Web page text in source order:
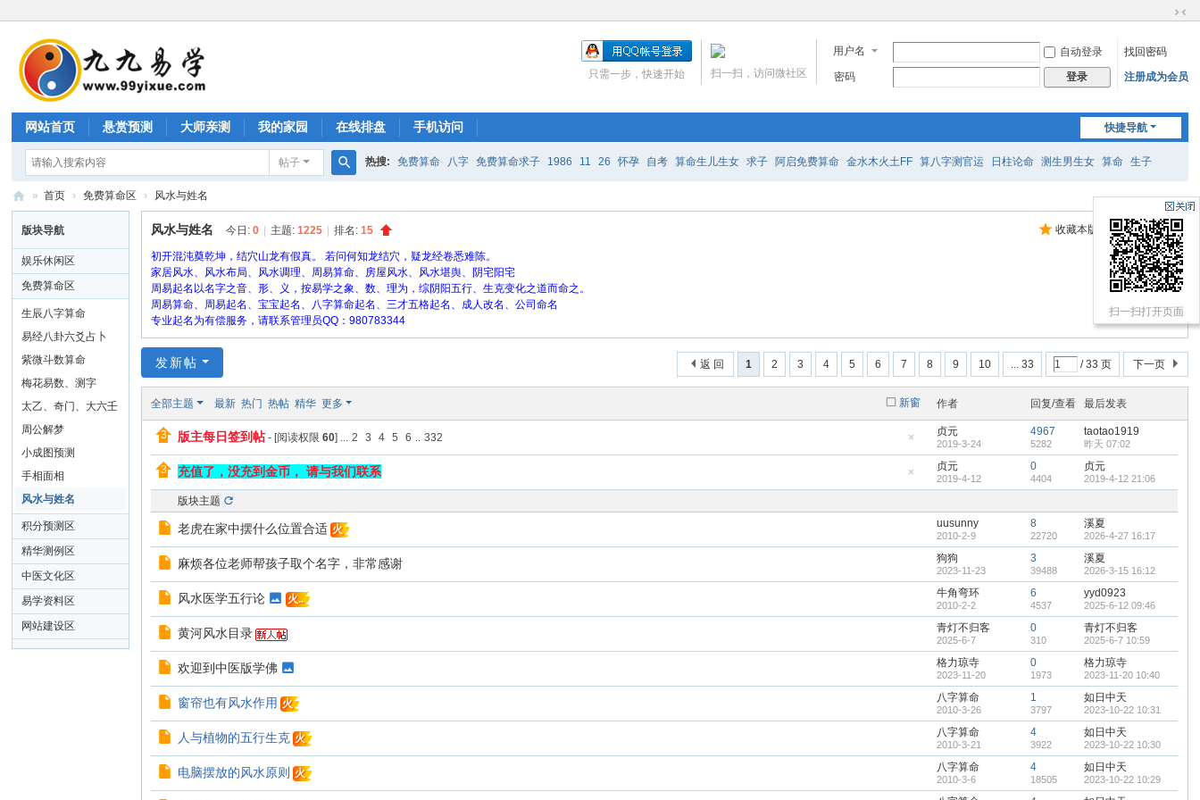
窄
用户名 自动登录
找回密码
密码
登录 注册成为会员
扫一扫，访问微社区
只需一步，快速开始
快捷导航
网站首页 悬赏预测 大师亲测 我的家园 在线排盘 手机访问
帖子
索
热搜: 免费算命 八字 免费算命求子 1986 11 26 怀孕 自考 算命生儿生女 求子 阿启免费算命 金水木火土FF 算八字测官运 日柱论命 测生男生女 算命 生子
九
易
学
» 首页 › 免费算命区 › 风水与姓名
版块导航
娱乐休闲区
免费算命区
生辰八字算命
易经八卦六爻占卜
紫微斗数算命
梅花易数、测字
太乙、奇门、大六壬
周公解梦
小成图预测
手相面相
风水与姓名
积分预测区
精华测例区
中医文化区
易学资料区
网站建设区
收藏本版 订阅
风水与姓名 今日:0 主题:1225 排名:15
初开混沌奠乾坤，结穴山龙有假真。 若问何知龙结穴，疑龙经卷悉难陈。
家居风水、风水布局、风水调理、周易算命、房屋风水、风水堪舆、阴宅阳宅
周易起名以名字之音、形、义，按易学之象、数、理为，综阴阳五行、生克变化之道而命之。
周易算命、周易起名、宝宝起名、八字算命起名、三才五格起名、成人改名、公司命名
专业起名为有偿服务，请联系管理员QQ：980783344
1 2 3 4 5 6 7 8 9 10 ... 33 / 33 页 下一页
返 回
发新帖
新窗
全部主题 最新 热门 热帖 精华 更多 作者 回复/查看 最后发表
藏
置
帖
版主每日签到帖- [阅读权限60] ... 2 3 4 5 6 .. 332 贞元
2019-3-24
4967
5282
taotao1919
昨天 07:02
藏
顶
充值了，没充到金币， 请与我们联系 贞元
2019-4-12
0
4404
贞元
2019-4-12 21:06
版块主题
老虎在家中摆什么位置合适 火
uusunny
2010-2-9
8
22720
溪夏
2026-4-27 16:17
麻烦各位老师帮孩子取个名字，非常感谢 狗狗
2023-11-23
3
39488
溪夏
2026-3-15 16:12
风水医学五行论 火..
牛角弯环
2010-2-2
6
4537
yyd0923
2025-6-12 09:46
黄河风水目录 青灯不归客
2025-6-7
0
310
青灯不归客
2025-6-7 10:59
欢迎到中医版学佛 格力琼寺
2023-11-20
0
1973
格力琼寺
2023-11-20 10:40
窗帘也有风水作用 火
八字算命
2010-3-26
1
3797
如日中天
2023-10-22 10:31
人与植物的五行生克 火
八字算命
2010-3-21
4
3922
如日中天
2023-10-22 10:30
电脑摆放的风水原则 火
八字算命
2010-3-6
4
18505
如日中天
2023-10-22 10:29
扫一扫打开页面